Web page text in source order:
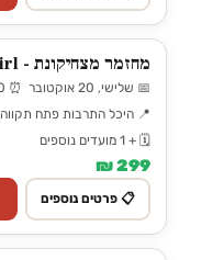
מחזמר מצחיקונת - Funny Girl
📅 שלישי, 20 אוקטובר ⏰ 20:30
📍 היכל התרבות פתח תקווה
🗓️ + 1 מועדים נוספים
299 ₪
📋 פרטים נוספים